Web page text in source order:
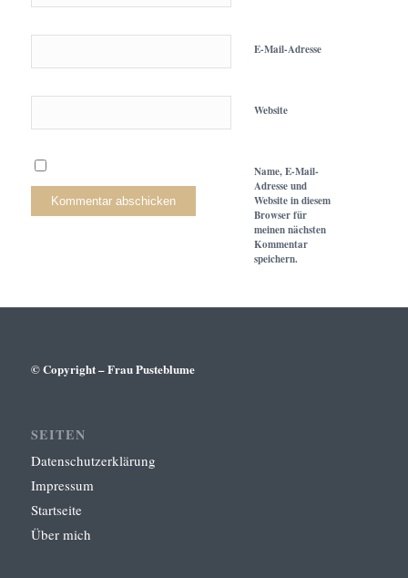
E-Mail-Adresse
Website
Name, E-Mail-
Adresse und
Website in diesem
Browser für
meinen nächsten
Kommentar
speichern.
© Copyright – Frau Pusteblume
SEITEN
Datenschutzerklärung
Impressum
Startseite
Über mich